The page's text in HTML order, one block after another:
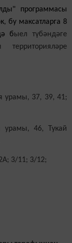
программасы
бу максатларга 8
быел түбәндәге
урамы, 37, 39, 41;
урамы, 46, Тукай
3/11; 3/12;